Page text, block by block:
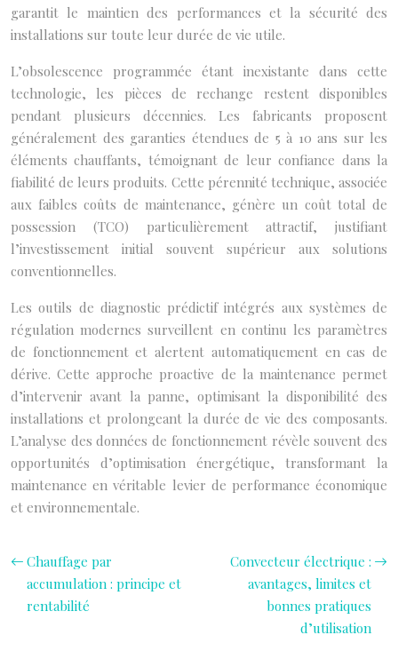
garantit le maintien des performances et la sécurité des
installations sur toute leur durée de vie utile.
L’obsolescence programmée étant inexistante dans cette
technologie, les pièces de rechange restent disponibles
pendant plusieurs décennies. Les fabricants proposent
généralement des garanties étendues de 5 à 10 ans sur les
éléments chauffants, témoignant de leur confiance dans la
fiabilité de leurs produits. Cette pérennité technique, associée
aux faibles coûts de maintenance, génère un coût total de
possession (TCO) particulièrement attractif, justifiant
l’investissement initial souvent supérieur aux solutions
conventionnelles.
Les outils de diagnostic prédictif intégrés aux systèmes de
régulation modernes surveillent en continu les paramètres
de fonctionnement et alertent automatiquement en cas de
dérive. Cette approche proactive de la maintenance permet
d’intervenir avant la panne, optimisant la disponibilité des
installations et prolongeant la durée de vie des composants.
L’analyse des données de fonctionnement révèle souvent des
opportunités d’optimisation énergétique, transformant la
maintenance en véritable levier de performance économique
et environnementale.
Chauffage par
accumulation : principe et
rentabilité
Convecteur électrique :
avantages, limites et
bonnes pratiques
d’utilisation